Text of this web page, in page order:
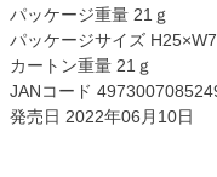
パッケージ重量 21ｇ
パッケージサイズ
カートン重量 21ｇ
JANコード
発売日 2022年06月10日